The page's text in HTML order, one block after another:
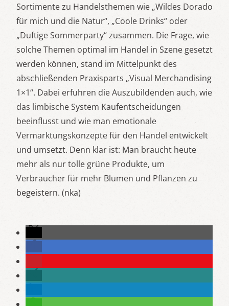
Sortimente zu Handelsthemen wie „Wildes Dorado
für mich und die Natur“, „Coole Drinks“ oder
„Duftige Sommerparty“ zusammen. Die Frage, wie
solche Themen optimal im Handel in Szene gesetzt
werden können, stand im Mittelpunkt des
abschließenden Praxisparts „Visual Merchandising
1×1“. Dabei erfuhren die Auszubildenden auch, wie
das limbische System Kaufentscheidungen
beeinflusst und wie man emotionale
Vermarktungskonzepte für den Handel entwickelt
und umsetzt. Denn klar ist: Man braucht heute
mehr als nur tolle grüne Produkte, um
Verbraucher für mehr Blumen und Pflanzen zu
begeistern. (nka)